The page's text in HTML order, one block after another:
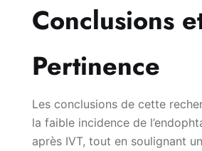
Conclusions
Pertinence
Les conclusions de cette
la faible incidence de
après IVT, tout en soulignant